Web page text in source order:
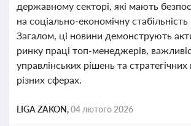
державному секторі, які мають
на соціально-економічну стабільність
Загалом, ці новини демонструють
ринку праці топ-менеджерів,
управлінських рішень та
різних сферах.
LIGA ZAKON,04 лютого 2026